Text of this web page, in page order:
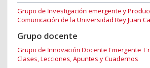
Grupo de Investigación emergente y
Comunicación de la Universidad Rey Juan
Grupo docente
Grupo de Innovación Docente Emergente
Clases, Lecciones, Apuntes y Cuadernos